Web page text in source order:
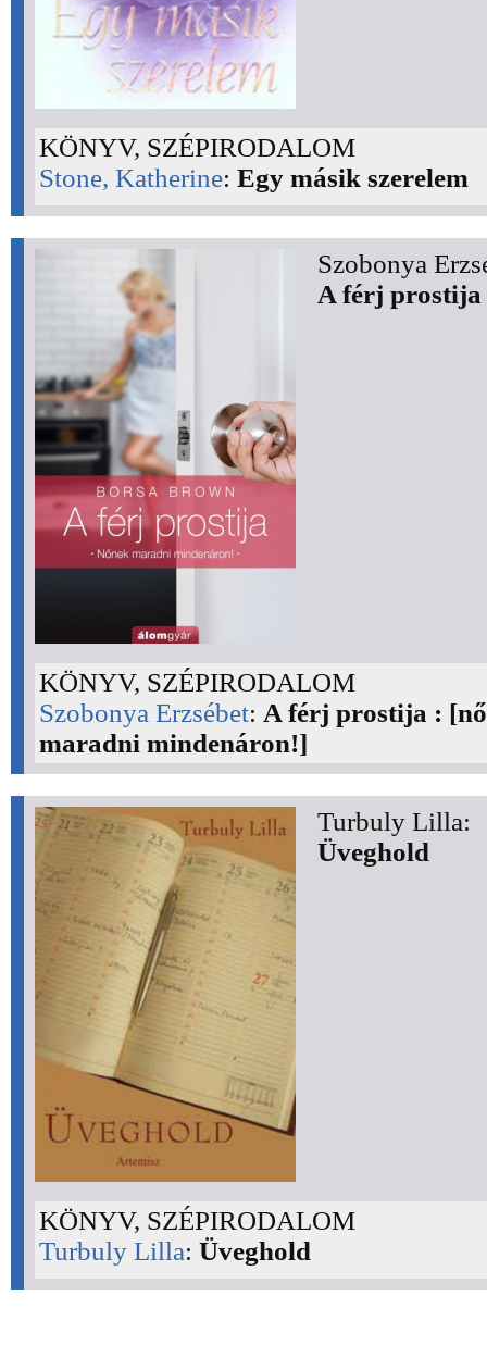
KÖNYV, SZÉPIRODALOM
Stone, Katherine: Egy másik szerelem
Szobonya
A férj prostija
KÖNYV, SZÉPIRODALOM
Szobonya Erzsébet: A férj prostija :
maradni mindenáron!]
Turbuly Lilla:
Üveghold
KÖNYV, SZÉPIRODALOM
Turbuly Lilla: Üveghold